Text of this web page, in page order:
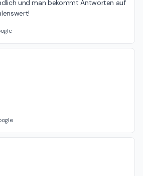
und man bekommt Antworten auf